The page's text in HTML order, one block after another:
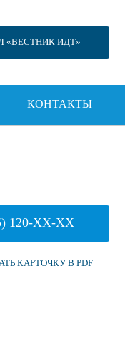
«ВЕСТНИК ИДТ»
КОНТАКТЫ
120-XX-XX
КАРТОЧКУ В PDF